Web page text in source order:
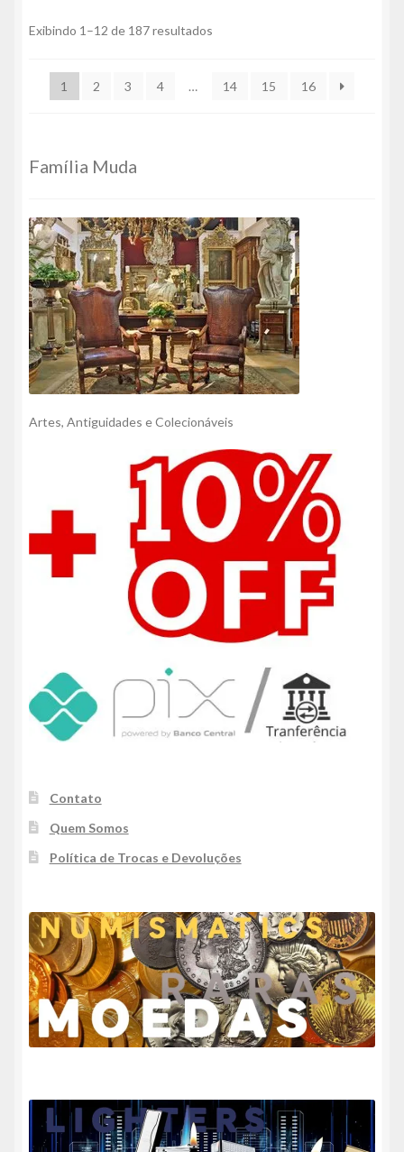
Exibindo 1–12 de 187 resultados
recente
1 2 3 4 … 14 15 16
Família Muda
Artes, Antiguidades e Colecionáveis
Contato
Quem Somos
Política de Trocas e Devoluções